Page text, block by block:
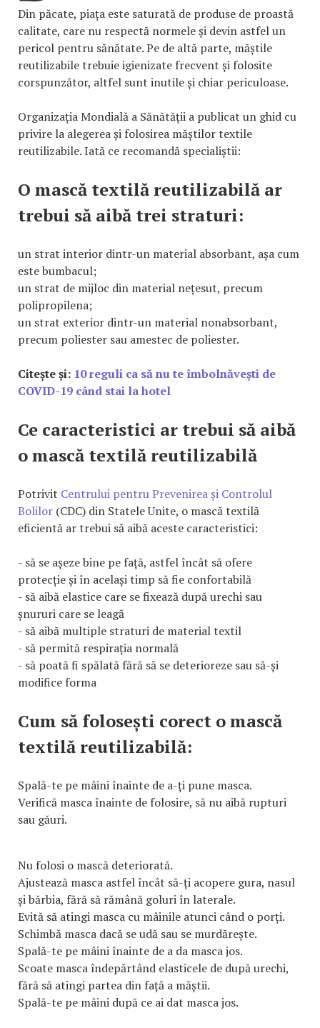
Din păcate, piața este saturată de produse de proastă
calitate, care nu respectă normele și devin astfel un
pericol pentru sănătate. Pe de altă parte, măștile
reutilizabile trebuie igienizate frecvent și folosite
corspunzător, altfel sunt inutile și chiar periculoase.
Organizația Mondială a Sănătății a publicat un ghid cu
privire la alegerea și folosirea măștilor textile
reutilizabile. Iată ce recomandă specialiștii:
O mască textilă reutilizabilă ar
trebui să aibă trei straturi:
un strat interior dintr-un material absorbant, așa cum
este bumbacul;
un strat de mijloc din material nețesut, precum
polipropilena;
un strat exterior dintr-un material nonabsorbant,
precum poliester sau amestec de poliester.
Citește și: 10 reguli ca să nu te îmbolnăvești de
COVID-19 când stai la hotel
Ce caracteristici ar trebui să aibă
o mască textilă reutilizabilă
Potrivit Centrului pentru Prevenirea și Controlul
Bolilor (CDC) din Statele Unite, o mască textilă
eficientă ar trebui să aibă aceste caracteristici:
- să se așeze bine pe față, astfel încât să ofere
protecție și în același timp să fie confortabilă
- să aibă elastice care se fixează după urechi sau
șnururi care se leagă
- să aibă multiple straturi de material textil
- să permită respirația normală
- să poată fi spălată fără să se deterioreze sau să-și
modifice forma
Cum să folosești corect o mască
textilă reutilizabilă:
Spală-te pe mâini înainte de a-ți pune masca.
Verifică masca înainte de folosire, să nu aibă rupturi
sau găuri.
Nu folosi o mască deteriorată.
Ajustează masca astfel încât să-ți acopere gura, nasul
și bărbia, fără să rămână goluri în laterale.
Evită să atingi masca cu mâinile atunci când o porți.
Schimbă masca dacă se udă sau se murdărește.
Spală-te pe mâini înainte de a da masca jos.
Scoate masca îndepărtând elasticele de după urechi,
fără să atingi partea din față a măștii.
Spală-te pe mâini după ce ai dat masca jos.